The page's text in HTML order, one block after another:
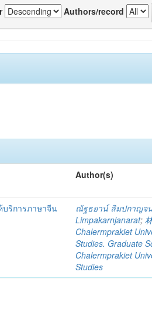
Authors/record
Author(s)
ริการภาษาจีน
ณัฐธยาน์ ลิมปกาญจ
Limpakarnjanarat;
Chalermprakiet
Studies. Graduate
Chalermprakiet
Studies